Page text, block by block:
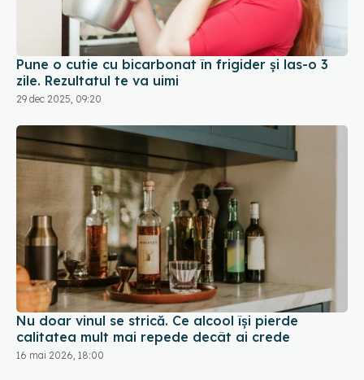
Pune o cutie cu bicarbonat în frigider și las-o 3
zile. Rezultatul te va uimi
29 dec 2025, 09:20
Nu doar vinul se strică. Ce alcool își pierde
calitatea mult mai repede decât ai crede
16 mai 2026, 18:00